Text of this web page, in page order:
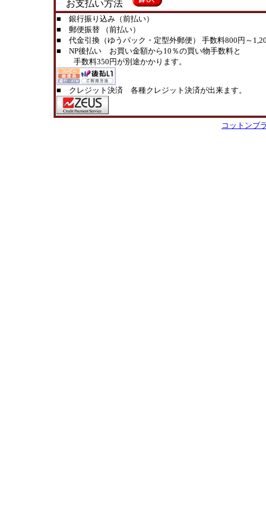
お支払い方法
■ 銀行振り込み（前払い）
■ 郵便振替 （前払い）
■ 代金引換（ゆうパック・定型外郵便） 手数料800円～
■ NP後払い お買い金額から10％の買い物手数料と
手数料350円が別途かかります。
■ クレジット決済 各種クレジット決済が出来ます。
コットンブ